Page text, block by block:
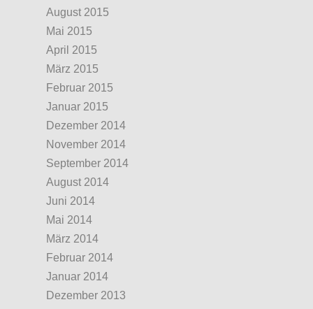
August 2015
Mai 2015
April 2015
März 2015
Februar 2015
Januar 2015
Dezember 2014
November 2014
September 2014
August 2014
Juni 2014
Mai 2014
März 2014
Februar 2014
Januar 2014
Dezember 2013